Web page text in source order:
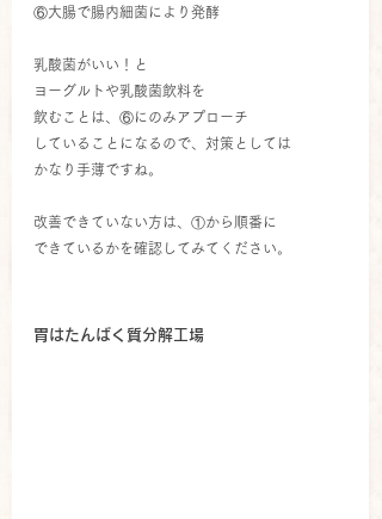
⑥大腸で腸内細菌により発酵
乳酸菌がいい！と
ヨーグルトや乳酸菌飲料を
飲むことは、⑥にのみアプローチ
していることになるので、対策としては
かなり手薄ですね。
改善できていない方は、①から順番に
できているかを確認してみてください。
胃はたんぱく質分解工場